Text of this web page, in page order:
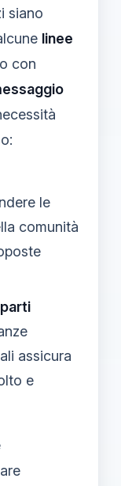
siano
linee
con
le
comunità
assicura
e